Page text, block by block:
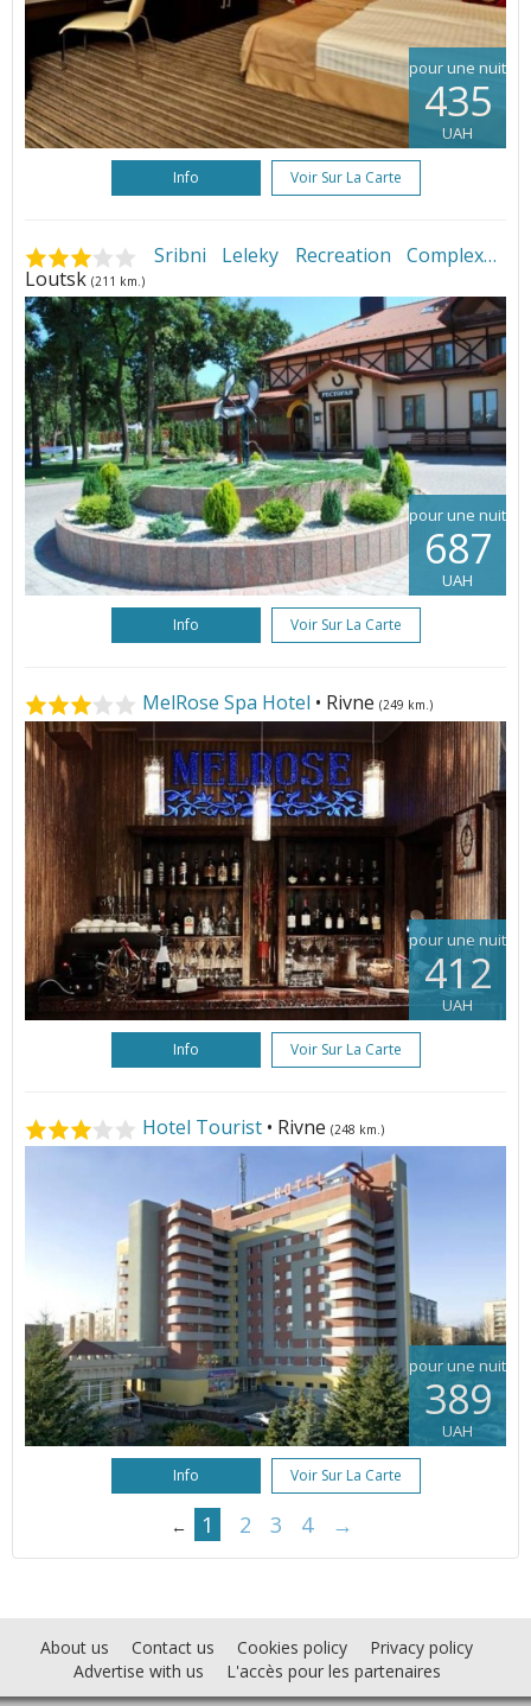
pour une nuit
435
UAH
Info Voir Sur La Carte
Sribni Leleky Recreation Complex
Loutsk (211 km.)
pour une nuit
687
UAH
Info Voir Sur La Carte
MelRose Spa Hotel • Rivne (249 km.)
pour une nuit
412
UAH
Info Voir Sur La Carte
Hotel Tourist • Rivne (248 km.)
pour une nuit
389
UAH
Info Voir Sur La Carte
← 1 2 3 4 →
About us Contact us Cookies policy
Privacy policy
Advertise with us
L'accès pour les partenaires